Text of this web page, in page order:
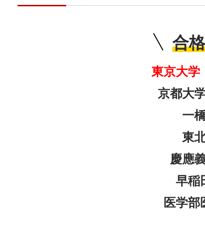
合
東京大学
京都大
一
東
慶應
早稲
医学部